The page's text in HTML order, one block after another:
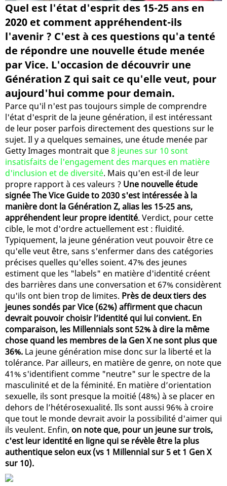
Quel est l'état d'esprit des 15-25 ans en
2020 et comment appréhendent-ils
l'avenir ? C'est à ces questions qu'a tenté
de répondre une nouvelle étude menée
par Vice. L'occasion de découvrir une
Génération Z qui sait ce qu'elle veut, pour
aujourd'hui comme pour demain.
Parce qu'il n'est pas toujours simple de comprendre
l'état d'esprit de la jeune génération, il est intéressant
de leur poser parfois directement des questions sur le
sujet. Il y a quelques semaines, une étude menée par
Getty Images montrait que 8 jeunes sur 10 sont
insatisfaits de l'engagement des marques en matière
d'inclusion et de diversité. Mais qu'en est-il de leur
propre rapport à ces valeurs ? Une nouvelle étude
signée The Vice Guide to 2030 s'est intéressée à la
manière dont la Génération Z, alias les 15-25 ans,
appréhendent leur propre identité. Verdict, pour cette
cible, le mot d'ordre actuellement est : fluidité.
Typiquement, la jeune génération veut pouvoir être ce
qu'elle veut être, sans s'enfermer dans des catégories
précises quelles qu'elles soient. 47% des jeunes
estiment que les "labels" en matière d'identité créent
des barrières dans une conversation et 67% considèrent
qu'ils ont bien trop de limites. Près de deux tiers des
jeunes sondés par Vice (62%) affirment que chacun
devrait pouvoir choisir l’identité qui lui convient. En
comparaison, les Millennials sont 52% à dire la même
chose quand les membres de la Gen X ne sont plus que
36%. La jeune génération mise donc sur la liberté et la
tolérance. Par ailleurs, en matière de genre, on note que
41% s'identifient comme "neutre" sur le spectre de la
masculinité et de la féminité. En matière d’orientation
sexuelle, ils sont presque la moitié (48%) à se placer en
dehors de l’hétérosexualité. Ils sont aussi 96% à croire
que tout le monde devrait avoir la possibilité d'aimer qui
ils veulent. Enfin, on note que, pour un jeune sur trois,
c'est leur identité en ligne qui se révèle être la plus
authentique selon eux (vs 1 Millennial sur 5 et 1 Gen X
sur 10).